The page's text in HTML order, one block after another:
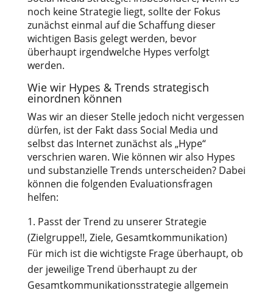
noch keine Strategie liegt, sollte der Fokus
zunächst einmal auf die Schaffung dieser
wichtigen Basis gelegt werden, bevor
überhaupt irgendwelche Hypes verfolgt
werden.
Wie wir Hypes & Trends strategisch
einordnen können
Was wir an dieser Stelle jedoch nicht vergessen
dürfen, ist der Fakt dass Social Media und
selbst das Internet zunächst als „Hype“
verschrien waren. Wie können wir also Hypes
und substanzielle Trends unterscheiden? Dabei
können die folgenden Evaluationsfragen
helfen:
Passt der Trend zu unserer Strategie
(Zielgruppe!!, Ziele, Gesamtkommunikation)
Für mich ist die wichtigste Frage überhaupt, ob
der jeweilige Trend überhaupt zu der
Gesamtkommunikationsstrategie allgemein